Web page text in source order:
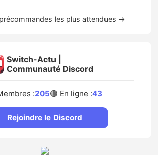
les plus attendues →
Switch-Actu |
Communauté Discord
:205🟢 En ligne :43
Rejoindre le Discord